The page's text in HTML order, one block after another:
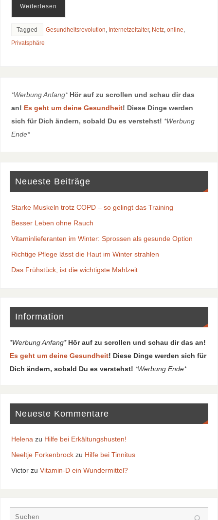
Weiterlesen
Tagged Gesundheitsrevolution, Internetzeitalter, Netz, online,
Privatsphäre
*Werbung Anfang* Hör auf zu scrollen und schau dir das
an! Es geht um deine Gesundheit! Diese Dinge werden
sich für Dich ändern, sobald Du es verstehst! *Werbung
Ende*
Neueste Beiträge
Starke Muskeln trotz COPD – so gelingt das Training
Besser Leben ohne Rauch
Vitaminlieferanten im Winter: Sprossen als gesunde Option
Richtige Pflege lässt die Haut im Winter strahlen
Das Frühstück, ist die wichtigste Mahlzeit
Information
*Werbung Anfang* Hör auf zu scrollen und schau dir das an!
Es geht um deine Gesundheit! Diese Dinge werden sich für
Dich ändern, sobald Du es verstehst! *Werbung Ende*
Neueste Kommentare
Helenazu Hilfe bei Erkältungshusten!
Neeltje Forkenbrockzu Hilfe bei Tinnitus
Victorzu Vitamin-D ein Wundermittel?